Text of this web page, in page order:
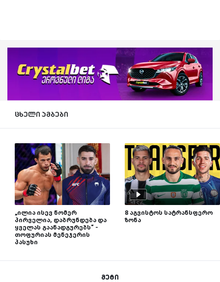
ცხელი ამბები
„ილია ისევ ნომერ
პირველია, დაბრუნდება და
ყველას გაანადგურებს“ -
თოფურიას მენეჯერის
პასუხი
8 აგვისტოს სატრანსფერო
ზონა
მეტი